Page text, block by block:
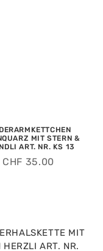
MIT STERN &
ART. NR. KS 13
CHF 35.00